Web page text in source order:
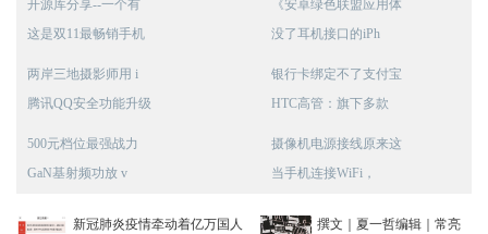
开源库分享--一个有
这是双11最畅销手机
《安卓绿色联盟应用体
没了耳机接口的iPh
两岸三地摄影师用 i
腾讯QQ安全功能升级
银行卡绑定不了支付宝
HTC高管：旗下多款
500元档位最强战力
GaN基射频功放 v
摄像机电源接线原来这
当手机连接WiFi，
新冠肺炎疫情牵动着亿万国人
撰文｜夏一哲编辑｜常亮